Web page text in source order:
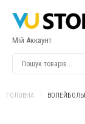
Мій Аккаунт
ГОЛОВНА